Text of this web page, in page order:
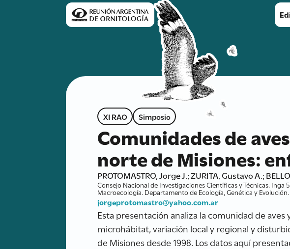
XI RAO Simposio
Comunidades de
norte de Misiones:
PROTOMASTRO, Jorge J.; ZURITA, Gustavo A.;
Consejo Nacional de Investigaciones Científicas y Técnicas.
Macroecología. Departamento de Ecología, Genética y
jorgeprotomastro@yahoo.com.ar
Esta presentación analiza la comunidad de
microhábitat, variación local y regional y
de Misiones desde 1998. Los datos aquí